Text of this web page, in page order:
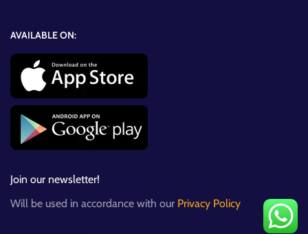
AVAILABLE ON:
Join our newsletter!
Will be used in accordance with our Privacy Policy